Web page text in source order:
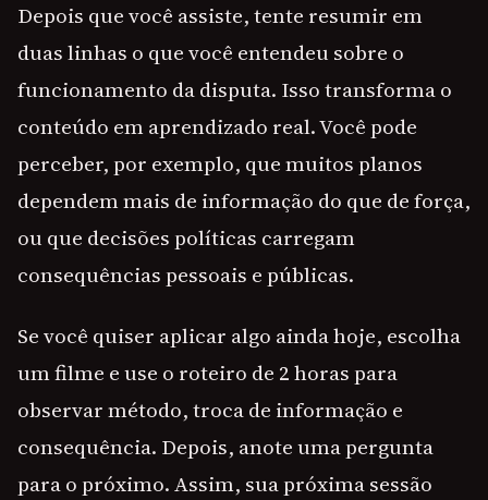
Depois que você assiste, tente resumir em
duas linhas o que você entendeu sobre o
funcionamento da disputa. Isso transforma o
conteúdo em aprendizado real. Você pode
perceber, por exemplo, que muitos planos
dependem mais de informação do que de força,
ou que decisões políticas carregam
consequências pessoais e públicas.
Se você quiser aplicar algo ainda hoje, escolha
um filme e use o roteiro de 2 horas para
observar método, troca de informação e
consequência. Depois, anote uma pergunta
para o próximo. Assim, sua próxima sessão